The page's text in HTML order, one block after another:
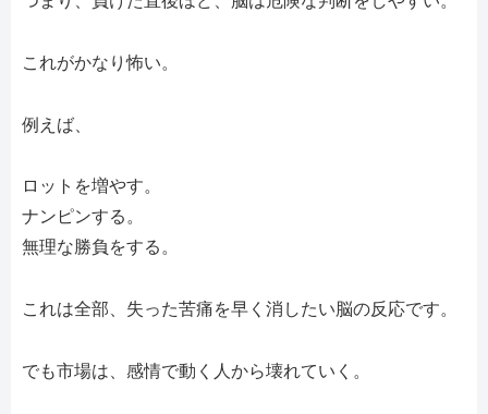
これがかなり怖い。
例えば、
ロットを増やす。
ナンピンする。
無理な勝負をする。
これは全部、失った苦痛を早く消したい脳の反応です。
でも市場は、感情で動く人から壊れていく。